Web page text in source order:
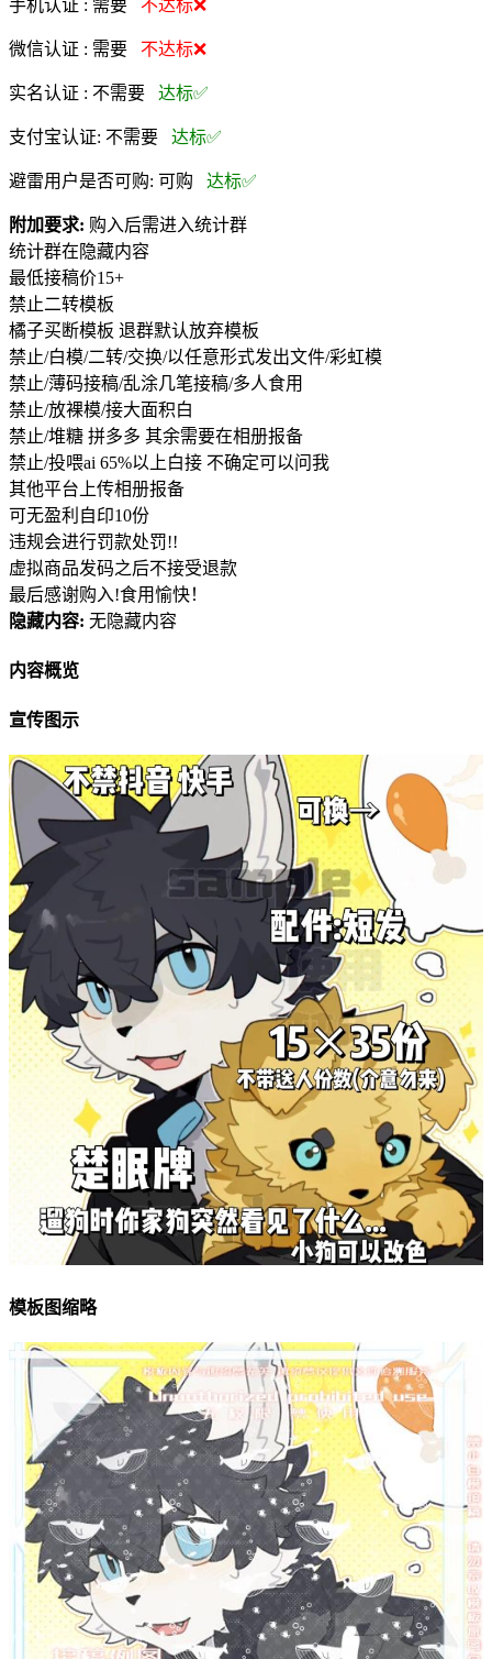
手机认证 : 需要 不达标❌
微信认证 : 需要 不达标❌
实名认证 : 不需要 达标✅
支付宝认证: 不需要 达标✅
避雷用户是否可购: 可购 达标✅
附加要求: 购入后需进入统计群
统计群在隐藏内容
最低接稿价15+
禁止二转模板
橘子买断模板 退群默认放弃模板
禁止/白模/二转/交换/以任意形式发出文件/彩虹模
禁止/薄码接稿/乱涂几笔接稿/多人食用
禁止/放裸模/接大面积白
禁止/堆糖 拼多多 其余需要在相册报备
禁止/投喂ai 65%以上白接 不确定可以问我
其他平台上传相册报备
可无盈利自印10份
违规会进行罚款处罚!!
虚拟商品发码之后不接受退款
最后感谢购入!食用愉快！
隐藏内容: 无隐藏内容
内容概览
宣传图示
模板图缩略